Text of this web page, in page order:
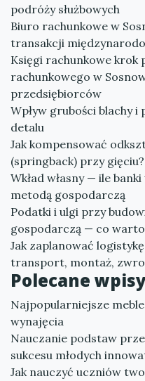
podróży służbowych
Biuro rachunkowe w
transakcji
Księgi rachunkowe krok
rachunkowego w
przedsiębiorców
Wpływ grubości blachy
detalu
Jak kompensować
(springback) przy gięciu?
Wkład własny — ile
metodą gospodarczą
Podatki i ulgi przy
gospodarczą — co
Jak zaplanować
transport, montaż,
Polecane
Najpopularniejsze
wynajęcia
Nauczanie podstaw
sukcesu młodych
Jak nauczyć uczniów